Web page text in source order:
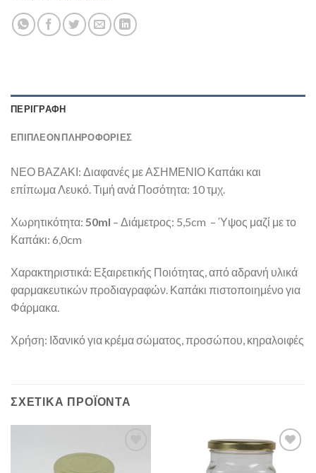
ΠΕΡΙΓΡΑΦΉ
ΕΠΙΠΛΈΟΝ ΠΛΗΡΟΦΟΡΊΕΣ
ΝΕΟ ΒΑΖΑΚΙ: Διαφανές με ΑΣΗΜΕΝΙΟ Καπάκι και
επίπωμα Λευκό. Τιμή ανά Ποσότητα: 10 τμχ.
Χωρητικότητα: 50ml – Διάμετρος: 5,5cm – Ύψος μαζί με το
Καπάκι: 6,0cm
Χαρακτηριστικά: Εξαιρετικής Ποιότητας, από αδρανή υλικά
φαρμακευτικών προδιαγραφών. Καπάκι πιστοποιημένο για
Φάρμακα.
Χρήση: Ιδανικό για κρέμα σώματος, προσώπου, κηραλοιφές
ΣΧΕΤΙΚΆ ΠΡΟΪΌΝΤΑ
Wishlist
Wishlist